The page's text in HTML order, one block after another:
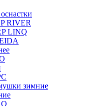
RIVER
LINQ
зимние